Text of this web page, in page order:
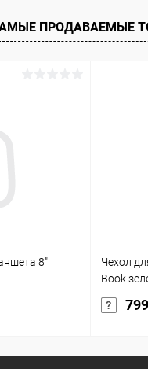
ПРОДАВАЕМЫЕ
8"
Чехол
Book